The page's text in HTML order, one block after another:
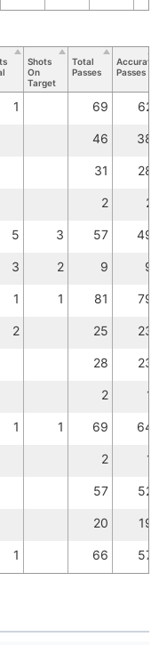
Shots
On
Target
Total
Passes
Accurate
Passes
1 69 62
46 38
31 28
2 2
5 3 57 49
3 2 9 9
1 1 81 79
2 25 23
28 23
2 1
1 1 69 64
2 1
57 52
20 19
1 66 57